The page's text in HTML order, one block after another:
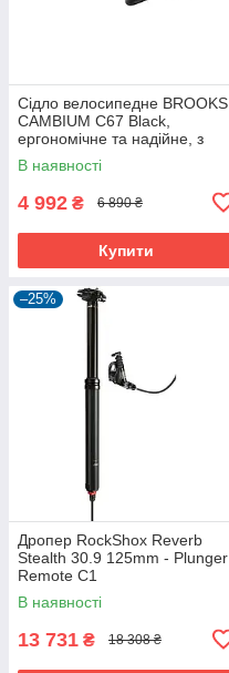
Сідло велосипедне BROOKS
CAMBIUM C67 Black,
ергономічне та надійне, з
посиленими пружинами.
В наявності
4 992 ₴ 6 890 ₴
Купити
–25%
Дропер RockShox Reverb
Stealth 30.9 125mm - Plunger
Remote C1
В наявності
13 731 ₴ 18 308 ₴